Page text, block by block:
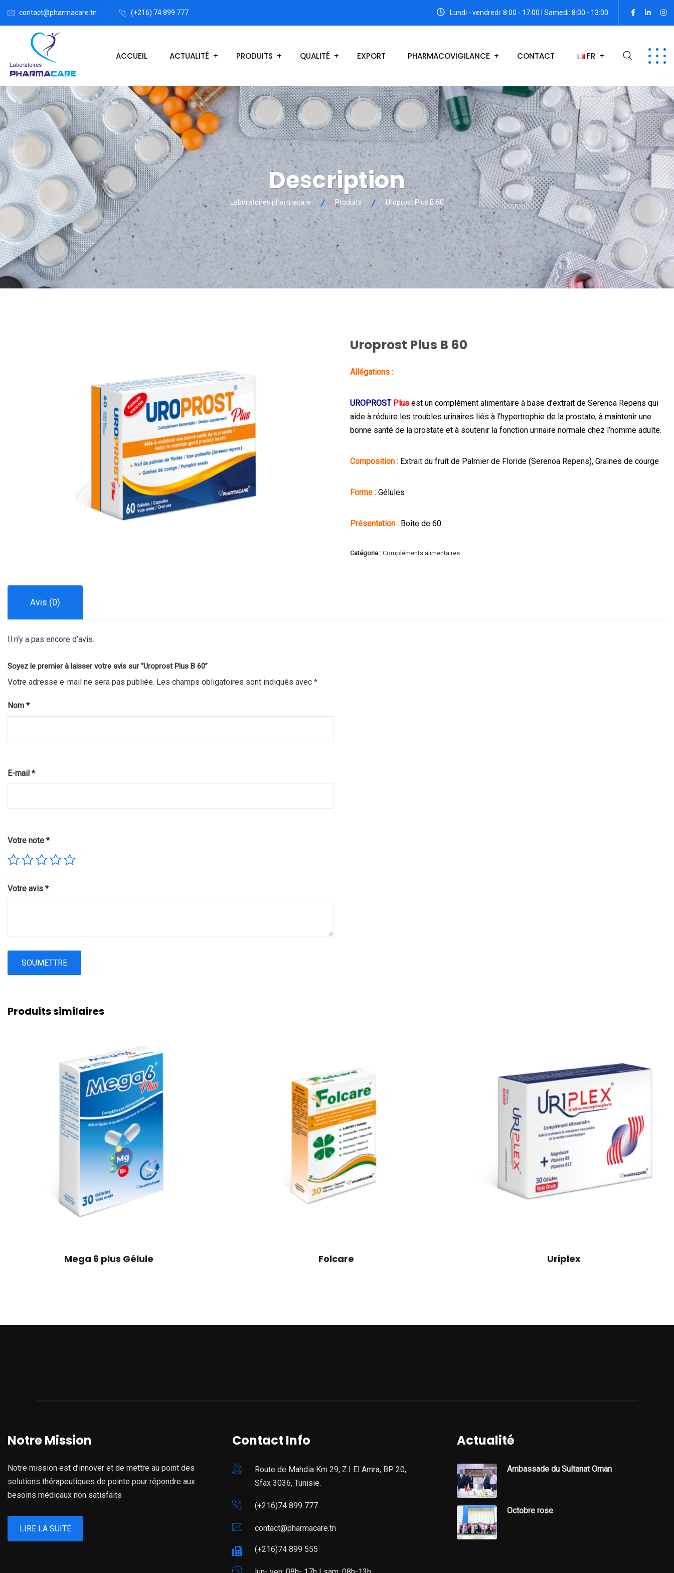
contact@pharmacare.tn (+216) 74 899 777 Lundi - vendredi: 8:00 - 17:00 | Samedi: 8:00 - 13:00
ACCUEIL ACTUALITÉ PRODUITS QUALITÉ EXPORT PHARMACOVIGILANCE CONTACT FR
Description
Laboratoires pharmacare Produits Uroprost Plus B 60
Uroprost Plus B 60
Allégations :
UROPROST Plus est un complément alimentaire à base d’extrait de Serenoa Repens qui
aide à réduire les troubles urinaires liés à l’hypertrophie de la prostate, à maintenir une
bonne santé de la prostate et à soutenir la fonction urinaire normale chez l’homme adulte.
Composition : Extrait du fruit de Palmier de Floride (Serenoa Repens), Graines de courge
Forme : Gélules
Présentation : Boîte de 60
Catégorie :Compléments alimentaires
Avis (0)
Il n’y a pas encore d’avis.
Soyez le premier à laisser votre avis sur “Uroprost Plus B 60”
Votre adresse e-mail ne sera pas publiée. Les champs obligatoires sont indiqués avec *
Nom *
E-mail *
Votre note *
Votre avis *
Produits similaires
Mega 6 plus Gélule Folcare Uriplex
Notre Mission
Notre mission est d’innover et de mettre au point des
solutions thérapeutiques de pointe pour répondre aux
besoins médicaux non satisfaits
LIRE LA SUITE
Contact Info
Route de Mahdia Km 29, Z.I El Amra, BP 20,
Sfax 3036, Tunisie.
(+216)74 899 777
contact@pharmacare.tn
(+216)74 899 555
Actualité
Ambassade du Sultanat Oman
Octobre rose